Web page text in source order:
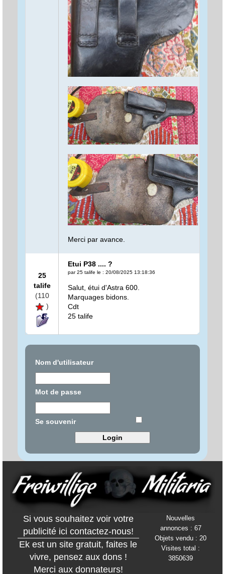
Merci par avance.
25
talife
(110
)
Etui P38 .... ?
par 25 talife le : 20/08/2025 13:18:36
Salut, étui d'Astra 600.
Marquages bidons.
Cdt
25 talife
Nom d'utilisateur
Mot de passe
Se souvenir
Si vous souhaitez voir votre
publicité ici contactez-nous!
Ek est un site gratuit, faites le
vivre, pensez aux dons !
Merci aux donnateurs!
Nouvelles
annonces : 67
Objets vendu : 20
Visites total :
3850639